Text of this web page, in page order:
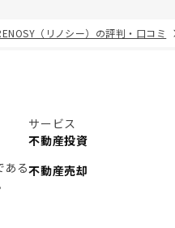
（リノシー）の評判・口コミ
ある
サービス
不動産投資
不動産売却